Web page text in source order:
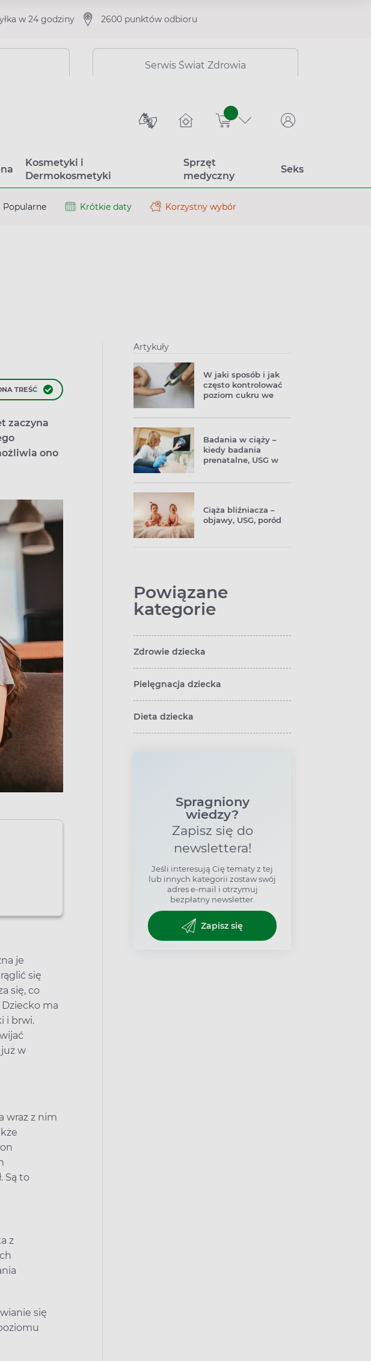
w 24 godziny 2600 punktów odbioru
Serwis Świat Zdrowia
sztuk
Kosmetyki i
Dermokosmetyki
Sprzęt
medyczny
Seks
Popularne Krótkie daty Korzystny wybór
TREŚĆ
zaczyna
ono
je
się
się, co
ma
i brwi.
w
wraz z nim
Są to
z
się
Artykuły
W jaki sposób i jak
często kontrolować
poziom cukru we
Badania w ciąży –
kiedy badania
prenatalne, USG w
Ciąża bliźniacza –
objawy, USG, poród
Powiązane
kategorie
Zdrowie dziecka
Pielęgnacja dziecka
Dieta dziecka
Spragniony
wiedzy?
Zapisz się do
newslettera!
Jeśli interesują Cię tematy z tej
lub innych kategorii zostaw swój
adres e-mail i otrzymuj
bezpłatny newsletter.
Zapisz się